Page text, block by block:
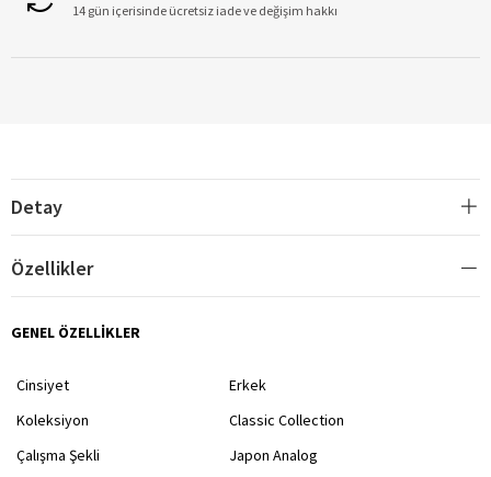
14 gün içerisinde ücretsiz iade ve değişim hakkı
Detay
Özellikler
GENEL ÖZELLİKLER
Cinsiyet
Erkek
Koleksiyon
Classic Collection
Çalışma Şekli
Japon Analog